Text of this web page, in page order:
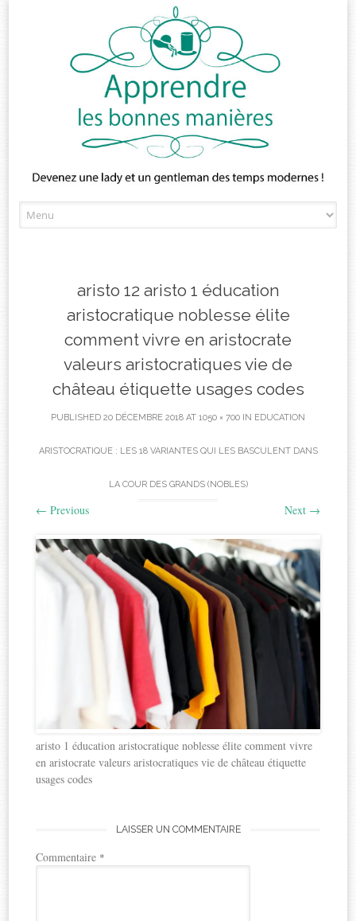
to
aristo 12 aristo 1 éducation
aristocratique noblesse élite
comment vivre en aristocrate
valeurs aristocratiques vie de
château étiquette usages codes
PUBLISHED 20 DÉCEMBRE 2018 AT 1050 × 700 IN EDUCATION
ARISTOCRATIQUE : LES 18 VARIANTES QUI LES BASCULENT DANS
LA COUR DES GRANDS (NOBLES)
← Previous Next →
aristo 1 éducation aristocratique noblesse élite comment vivre
en aristocrate valeurs aristocratiques vie de château étiquette
usages codes
LAISSER UN COMMENTAIRE
Commentaire *